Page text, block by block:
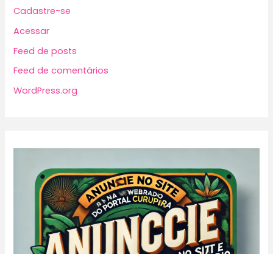
Cadastre-se
Acessar
Feed de posts
Feed de comentários
WordPress.org